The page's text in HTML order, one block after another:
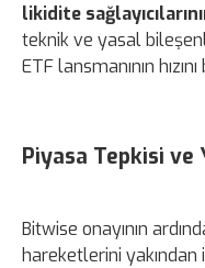
likidite
teknik ve yasal
ETF lansmanının
Piyasa Tepkisi ve
Bitwise onayının
hareketlerini